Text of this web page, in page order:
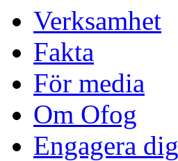
Verksamhet
Fakta
För media
Om Ofog
Engagera dig